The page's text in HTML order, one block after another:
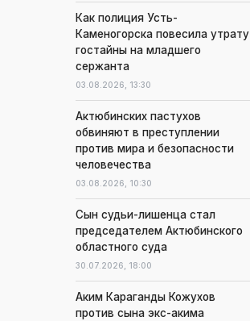
Как полиция Усть-
Каменогорска повесила утрату
гостайны на младшего
сержанта
03.08.2026, 13:30
Актюбинских пастухов
обвиняют в преступлении
против мира и безопасности
человечества
03.08.2026, 10:30
Сын судьи-лишенца стал
председателем Актюбинского
областного суда
30.07.2026, 18:00
Аким Караганды Кожухов
против сына экс-акима